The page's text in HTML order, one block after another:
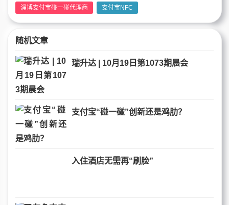
淄博支付宝碰一碰代理商 支付宝NFC
随机文章
瑞升达 | 10月19日第1073期晨会
支付宝“碰一碰”创新还是鸡肋？
入住酒店无需再“刷脸”